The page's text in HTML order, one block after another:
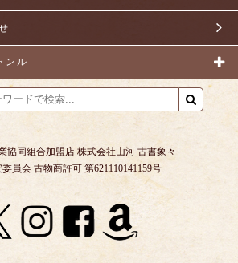
ンル
協同組合加盟店 株式会社山河 古書象々
員会 古物商許可 第621110141159号